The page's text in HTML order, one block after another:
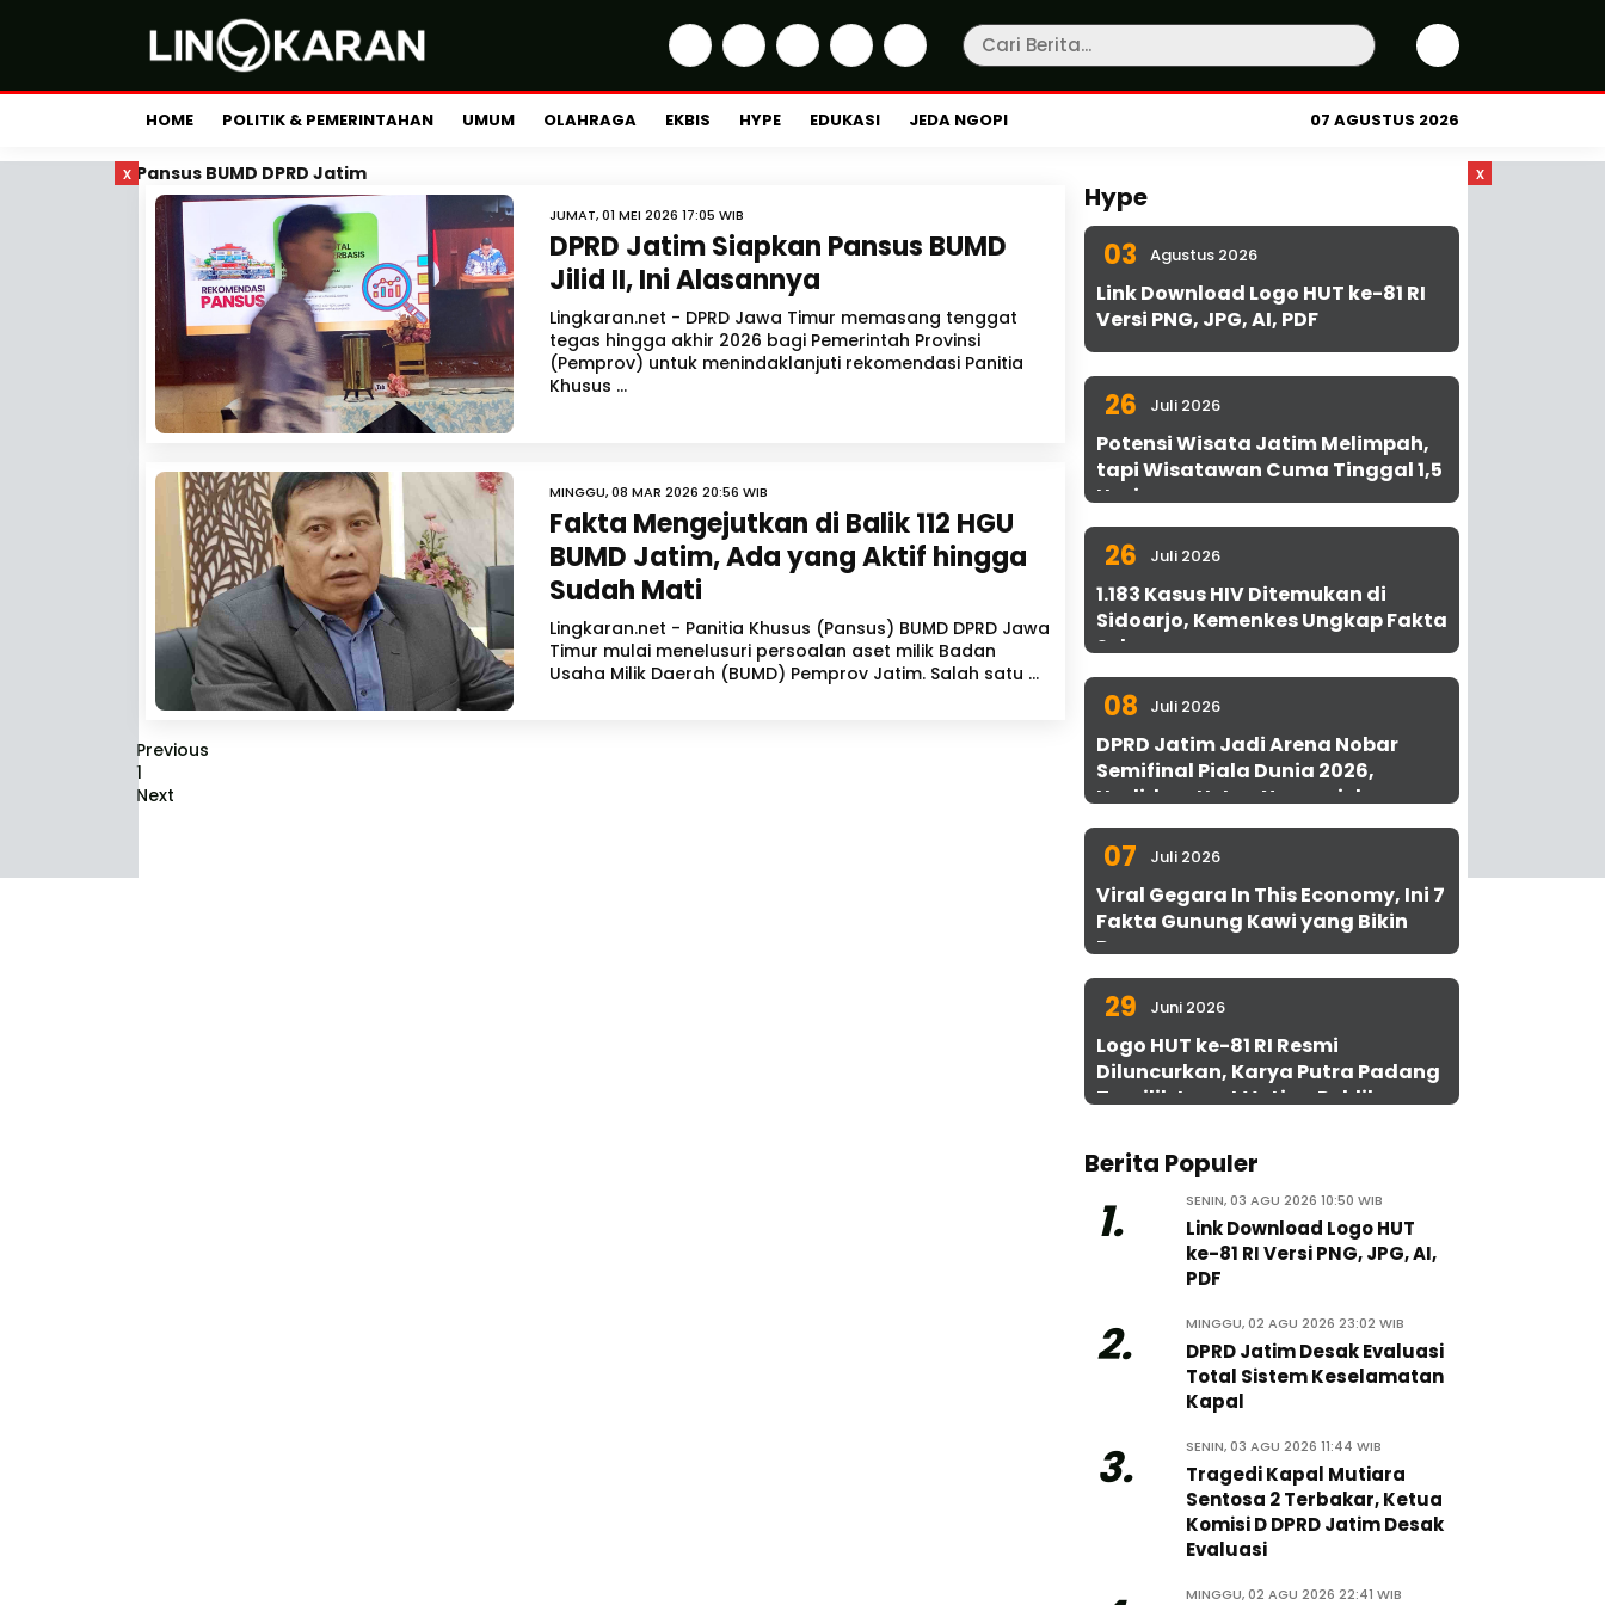
HOME POLITIK & PEMERINTAHAN UMUM OLAHRAGA EKBIS HYPE EDUKASI JEDA NGOPI 07 AGUSTUS 2026
x x
Pansus BUMD DPRD Jatim
JUMAT, 01 MEI 2026 17:05 WIB
DPRD Jatim Siapkan Pansus BUMD
Jilid II, Ini Alasannya
Lingkaran.net - DPRD Jawa Timur memasang tenggat
tegas hingga akhir 2026 bagi Pemerintah Provinsi
(Pemprov) untuk menindaklanjuti rekomendasi Panitia
Khusus ...
MINGGU, 08 MAR 2026 20:56 WIB
Fakta Mengejutkan di Balik 112 HGU
BUMD Jatim, Ada yang Aktif hingga
Sudah Mati
Lingkaran.net - Panitia Khusus (Pansus) BUMD DPRD Jawa
Timur mulai menelusuri persoalan aset milik Badan
Usaha Milik Daerah (BUMD) Pemprov Jatim. Salah satu ...
Previous
1
Next
Hype
03 Agustus 2026
Link Download Logo HUT ke-81 RI
Versi PNG, JPG, AI, PDF
26 Juli 2026
Potensi Wisata Jatim Melimpah,
tapi Wisatawan Cuma Tinggal 1,5
Hari
26 Juli 2026
1.183 Kasus HIV Ditemukan di
Sidoarjo, Kemenkes Ungkap Fakta
Sebenarnya
08 Juli 2026
DPRD Jatim Jadi Arena Nobar
Semifinal Piala Dunia 2026,
Hadirkan Uston Nawawi dan
UMKM Gratis untuk 1.000 Warga
07 Juli 2026
Viral Gegara In This Economy, Ini 7
Fakta Gunung Kawi yang Bikin
Penasaran
29 Juni 2026
Logo HUT ke-81 RI Resmi
Diluncurkan, Karya Putra Padang
Terpilih Lewat Voting Publik
Berita Populer
1. SENIN, 03 AGU 2026 10:50 WIB
Link Download Logo HUT
ke-81 RI Versi PNG, JPG, AI,
PDF
2. MINGGU, 02 AGU 2026 23:02 WIB
DPRD Jatim Desak Evaluasi
Total Sistem Keselamatan
Kapal
3. SENIN, 03 AGU 2026 11:44 WIB
Tragedi Kapal Mutiara
Sentosa 2 Terbakar, Ketua
Komisi D DPRD Jatim Desak
Evaluasi
MINGGU, 02 AGU 2026 22:41 WIB